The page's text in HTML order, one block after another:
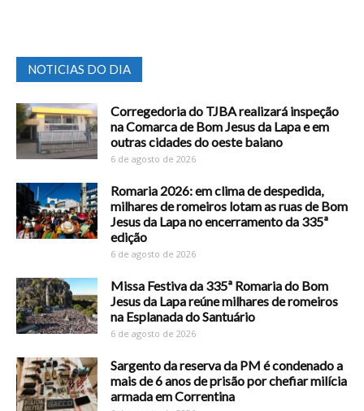
NOTICIAS DO DIA
Corregedoria do TJBA realizará inspeção
na Comarca de Bom Jesus da Lapa e em
outras cidades do oeste baiano
6 de agosto de 2026
Romaria 2026: em clima de despedida,
milhares de romeiros lotam as ruas de Bom
Jesus da Lapa no encerramento da 335ª
edição
6 de agosto de 2026
Missa Festiva da 335ª Romaria do Bom
Jesus da Lapa reúne milhares de romeiros
na Esplanada do Santuário
6 de agosto de 2026
Sargento da reserva da PM é condenado a
mais de 6 anos de prisão por chefiar milícia
armada em Correntina